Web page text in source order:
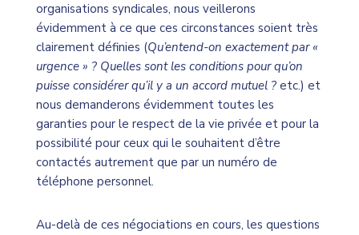
organisations syndicales, nous veillerons
évidemment à ce que ces circonstances soient très
clairement définies (Qu’entend-on exactement par «
urgence » ? Quelles sont les conditions pour qu’on
puisse considérer qu’il y a un accord mutuel ? etc.) et
nous demanderons évidemment toutes les
garanties pour le respect de la vie privée et pour la
possibilité pour ceux qui le souhaitent d’être
contactés autrement que par un numéro de
téléphone personnel.
Au-delà de ces négociations en cours, les questions